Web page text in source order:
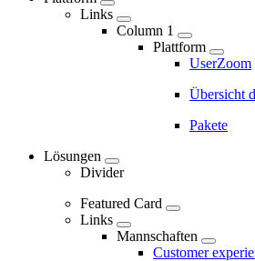
navigation
Links
Column 1
Plattform
UserZoom
Übersicht
Pakete
Lösungen
Divider
Featured Card
Links
Mannschaften
Customer